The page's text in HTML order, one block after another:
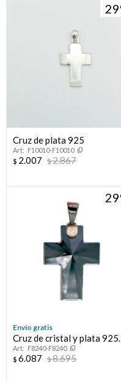
29
Cruz de plata 925
F10010-F10010
$ 2.007 $2.867
29
Envío gratis
Cruz de cristal y plata 925.
F8240-F8240
$ 6.087 $8.695